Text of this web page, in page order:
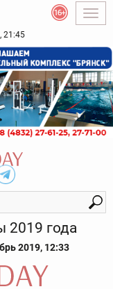
21:45
2019 года
2019, 12:33